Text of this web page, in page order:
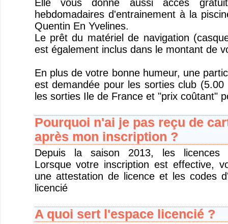
Elle vous donne aussi accès
hebdomadaires d'entrainement à la
Quentin En Yvelines.
Le prêt du matériel de navigation
est également inclus dans le montant de
En plus de votre bonne humeur, une
est demandée pour les sorties club
les sorties Ile de France et "prix coûtant"
Pourquoi n'ai je pas reçu de
après mon inscription ?
Depuis la saison 2013, les licences
Lorsque votre inscription est effective,
une attestation de licence et les codes
licencié
A quoi sert l'espace licencié ?